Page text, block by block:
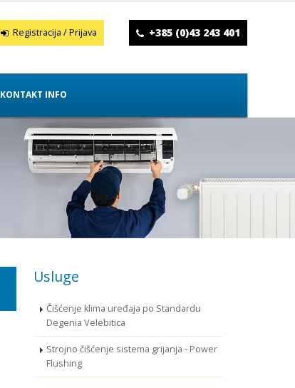
+385 (0)43 243 401
Registracija / Prijava
KONTAKT INFO
Usluge
Čišćenje klima uređaja po Standardu
Degenia Velebitica
Strojno čišćenje sistema grijanja - Power
Flushing